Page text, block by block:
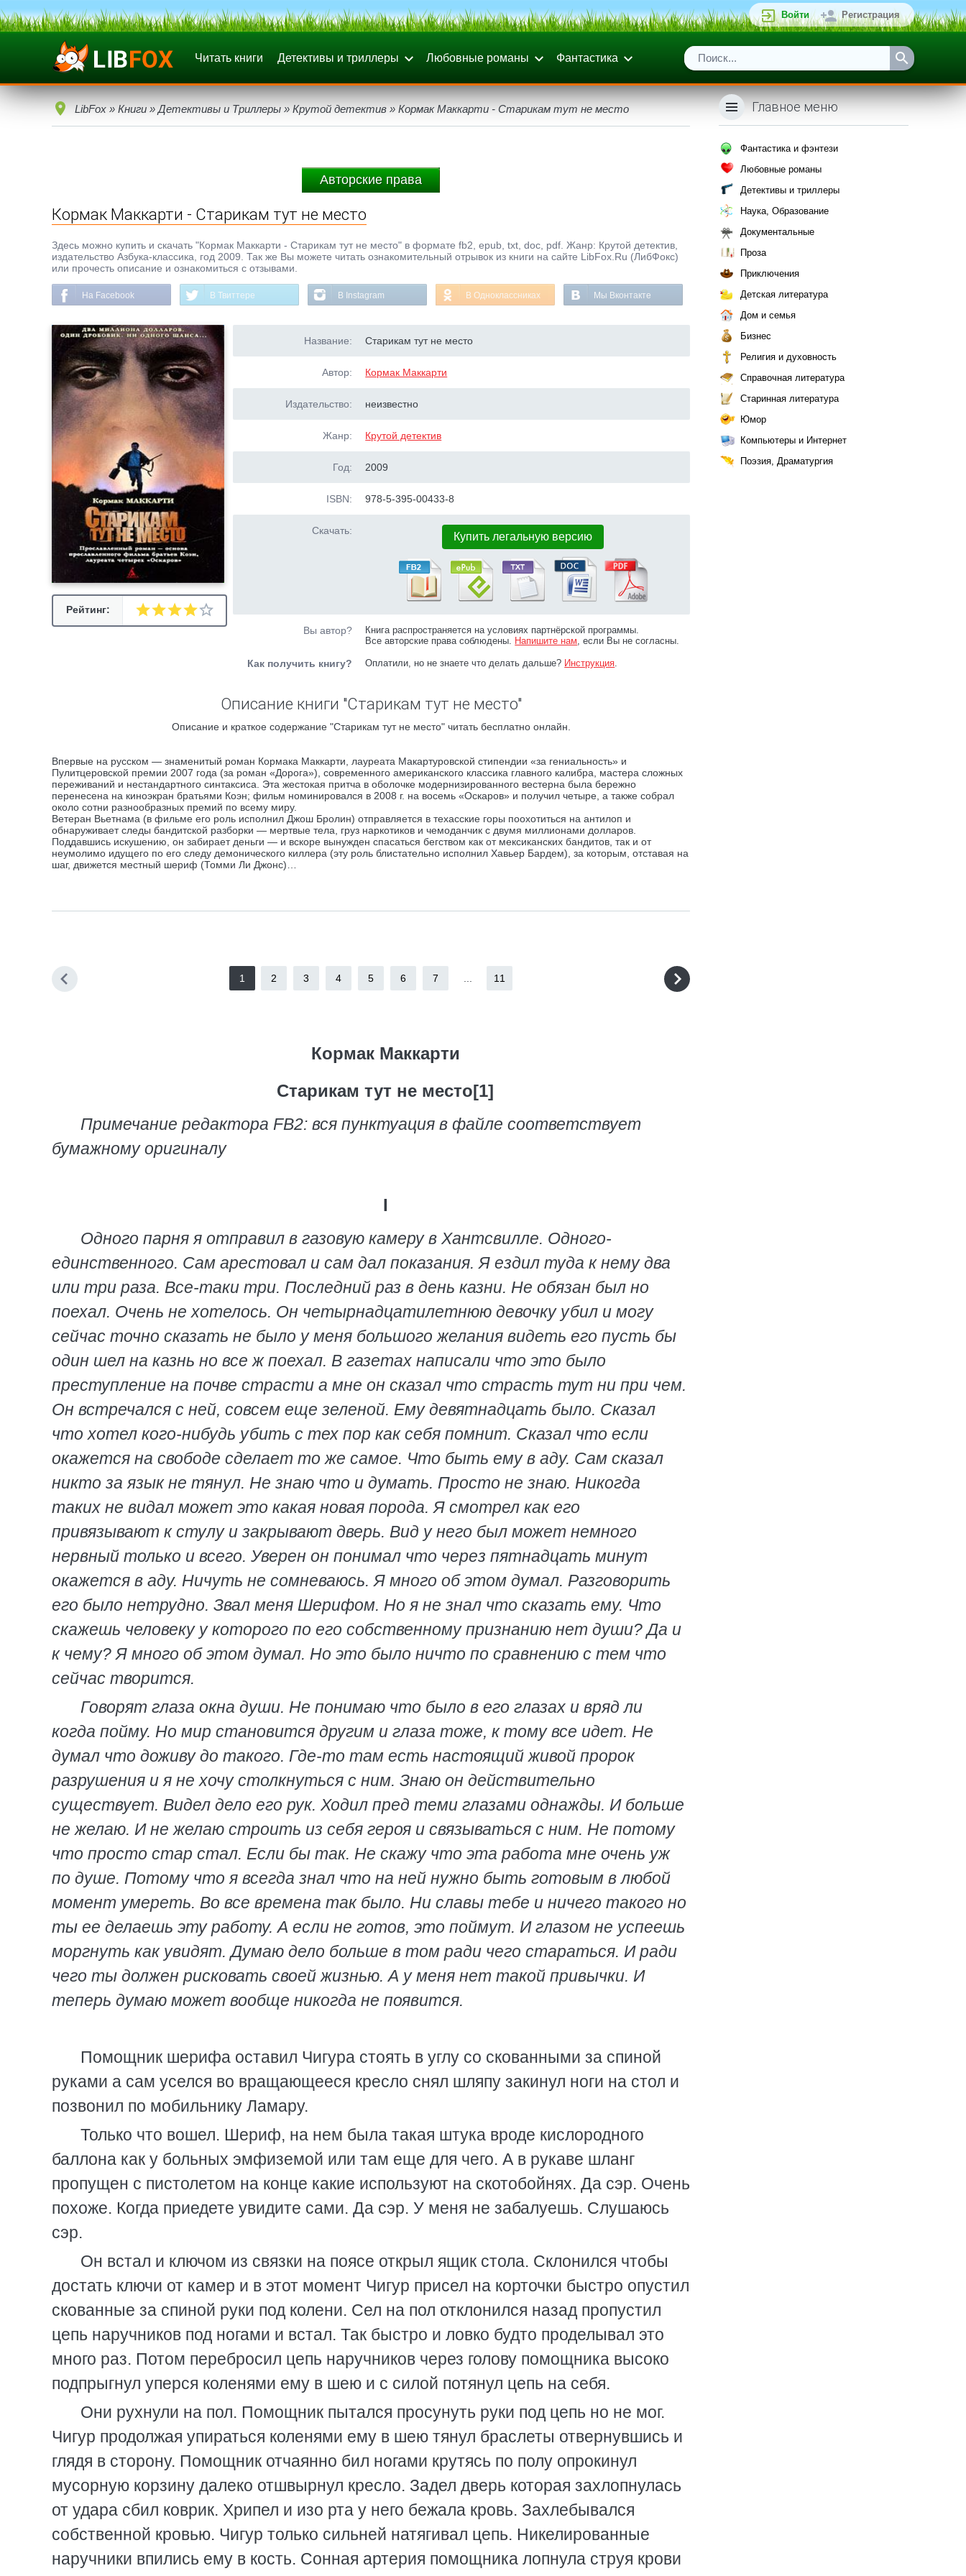
Войти Регистрация
Читать книги Детективы и триллеры Любовные романы Фантастика
LibFox » Книги » Детективы и Триллеры » Крутой детектив » Кормак Маккарти - Старикам тут не место
Авторские права
Кормак Маккарти - Старикам тут не место
Здесь можно купить и скачать "Кормак Маккарти - Старикам тут не место" в формате fb2, epub, txt, doc, pdf. Жанр: Крутой детектив,
издательство Азбука-классика, год 2009. Так же Вы можете читать ознакомительный отрывок из книги на сайте LibFox.Ru (ЛибФокс)
или прочесть описание и ознакомиться с отзывами.
На Facebook В Твиттере В Instagram В Одноклассниках Мы Вконтакте
Рейтинг:
Название: Старикам тут не место
Автор: Кормак Маккарти
Издательство: неизвестно
Жанр: Крутой детектив
Год: 2009
ISBN: 978-5-395-00433-8
Скачать: Купить легальную версию
Вы автор?
Книга распространяется на условиях партнёрской программы.
Все авторские права соблюдены. Напишите нам, если Вы не согласны.
Как получить книгу? Оплатили, но не знаете что делать дальше? Инструкция.
Описание книги "Старикам тут не место"
Описание и краткое содержание "Старикам тут не место" читать бесплатно онлайн.
Впервые на русском — знаменитый роман Кормака Маккарти, лауреата Макартуровской стипендии «за гениальность» и
Пулитцеровской премии 2007 года (за роман «Дорога»), современного американского классика главного калибра, мастера сложных
переживаний и нестандартного синтаксиса. Эта жестокая притча в оболочке модернизированного вестерна была бережно
перенесена на киноэкран братьями Коэн; фильм номинировался в 2008 г. на восемь «Оскаров» и получил четыре, а также собрал
около сотни разнообразных премий по всему миру.
Ветеран Вьетнама (в фильме его роль исполнил Джош Бролин) отправляется в техасские горы поохотиться на антилоп и
обнаруживает следы бандитской разборки — мертвые тела, груз наркотиков и чемоданчик с двумя миллионами долларов.
Поддавшись искушению, он забирает деньги — и вскоре вынужден спасаться бегством как от мексиканских бандитов, так и от
неумолимо идущего по его следу демонического киллера (эту роль блистательно исполнил Хавьер Бардем), за которым, отставая на
шаг, движется местный шериф (Томми Ли Джонс)…
1 2 3 4 5 6 7 11
Кормак Маккарти
Старикам тут не место[1]
Примечание редактора FB2: вся пунктуация в файле соответствует
бумажному оригиналу
I
Одного парня я отправил в газовую камеру в Хантсвилле. Одного-
единственного. Сам арестовал и сам дал показания. Я ездил туда к нему два
или три раза. Все-таки три. Последний раз в день казни. Не обязан был но
поехал. Очень не хотелось. Он четырнадцатилетнюю девочку убил и могу
сейчас точно сказать не было у меня большого желания видеть его пусть бы
один шел на казнь но все ж поехал. В газетах написали что это было
преступление на почве страсти а мне он сказал что страсть тут ни при чем.
Он встречался с ней, совсем еще зеленой. Ему девятнадцать было. Сказал
что хотел кого-нибудь убить с тех пор как себя помнит. Сказал что если
окажется на свободе сделает то же самое. Что быть ему в аду. Сам сказал
никто за язык не тянул. Не знаю что и думать. Просто не знаю. Никогда
таких не видал может это какая новая порода. Я смотрел как его
привязывают к стулу и закрывают дверь. Вид у него был может немного
нервный только и всего. Уверен он понимал что через пятнадцать минут
окажется в аду. Ничуть не сомневаюсь. Я много об этом думал. Разговорить
его было нетрудно. Звал меня Шерифом. Но я не знал что сказать ему. Что
скажешь человеку у которого по его собственному признанию нет души? Да и
к чему? Я много об этом думал. Но это было ничто по сравнению с тем что
сейчас творится.
Говорят глаза окна души. Не понимаю что было в его глазах и вряд ли
когда пойму. Но мир становится другим и глаза тоже, к тому все идет. Не
думал что доживу до такого. Где-то там есть настоящий живой пророк
разрушения и я не хочу столкнуться с ним. Знаю он действительно
существует. Видел дело его рук. Ходил пред теми глазами однажды. И больше
не желаю. И не желаю строить из себя героя и связываться с ним. Не потому
что просто стар стал. Если бы так. Не скажу что эта работа мне очень уж
по душе. Потому что я всегда знал что на ней нужно быть готовым в любой
момент умереть. Во все времена так было. Ни славы тебе и ничего такого но
ты ее делаешь эту работу. А если не готов, это поймут. И глазом не успеешь
моргнуть как увидят. Думаю дело больше в том ради чего стараться. И ради
чего ты должен рисковать своей жизнью. А у меня нет такой привычки. И
теперь думаю может вообще никогда не появится.
Помощник шерифа оставил Чигура стоять в углу со скованными за спиной
руками а сам уселся во вращающееся кресло снял шляпу закинул ноги на стол и
позвонил по мобильнику Ламару.
Только что вошел. Шериф, на нем была такая штука вроде кислородного
баллона как у больных эмфиземой или там еще для чего. А в рукаве шланг
пропущен с пистолетом на конце какие используют на скотобойнях. Да сэр. Очень
похоже. Когда приедете увидите сами. Да сэр. У меня не забалуешь. Слушаюсь
сэр.
Он встал и ключом из связки на поясе открыл ящик стола. Склонился чтобы
достать ключи от камер и в этот момент Чигур присел на корточки быстро опустил
скованные за спиной руки под колени. Сел на пол отклонился назад пропустил
цепь наручников под ногами и встал. Так быстро и ловко будто проделывал это
много раз. Потом перебросил цепь наручников через голову помощника высоко
подпрыгнул уперся коленями ему в шею и с силой потянул цепь на себя.
Они рухнули на пол. Помощник пытался просунуть руки под цепь но не мог.
Чигур продолжая упираться коленями ему в шею тянул браслеты отвернувшись и
глядя в сторону. Помощник отчаянно бил ногами крутясь по полу опрокинул
мусорную корзину далеко отшвырнул кресло. Задел дверь которая захлопнулась
от удара сбил коврик. Хрипел и изо рта у него бежала кровь. Захлебывался
собственной кровью. Чигур только сильней натягивал цепь. Никелированные
наручники впились ему в кость. Сонная артерия помощника лопнула струя крови
Главное меню
Фантастика и фэнтези
Любовные романы
Детективы и триллеры
Наука, Образование
Документальные
Проза
Приключения
Детская литература
Дом и семья
Бизнес
Религия и духовность
Справочная литература
Старинная литература
Юмор
Компьютеры и Интернет
Поэзия, Драматургия